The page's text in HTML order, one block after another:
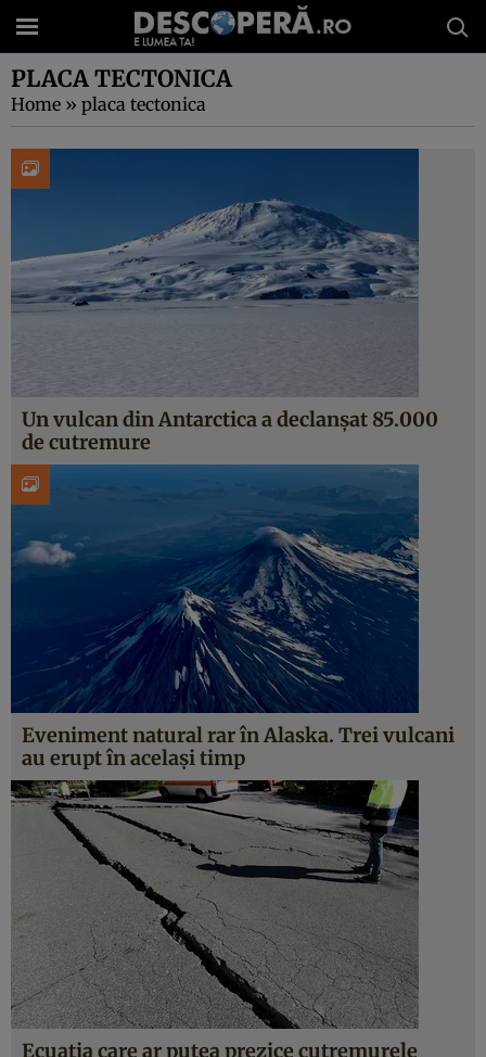
PLACA TECTONICA
Home » placa tectonica
Un vulcan din Antarctica a declanșat 85.000
de cutremure
Eveniment natural rar în Alaska. Trei vulcani
au erupt în același timp
Ecuația care ar putea prezice cutremurele